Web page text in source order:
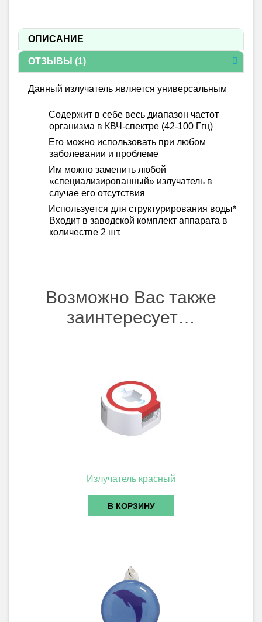
ОПИСАНИЕ
ОТЗЫВЫ (1)
Данный излучатель является универсальным
Содержит в себе весь диапазон частот
организма в КВЧ-спектре (42-100 Ггц)
Его можно использовать при любом
заболевании и проблеме
Им можно заменить любой
«специализированный» излучатель в
случае его отсутствия
Используется для структурирования воды*
Входит в заводской комплект аппарата в
количестве 2 шт.
Возможно Вас также
заинтересует…
Излучатель красный
В КОРЗИНУ